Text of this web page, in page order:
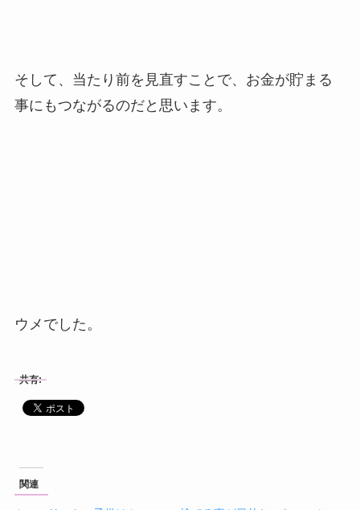
そして、当たり前を見直すことで、お金が貯まる
事にもつながるのだと思います。
ウメでした。
共有:
関連